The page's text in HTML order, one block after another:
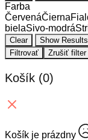
Farba
ČervenáČierna
bielaSivo-modrá
Clear
Show Results
Filtrovať
Zrušiť filter
Košík (0)
Košík je prázdny